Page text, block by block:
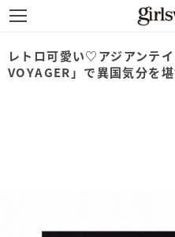
レトロ可愛い♡アジアンテ
VOYAGER」で異国気分を